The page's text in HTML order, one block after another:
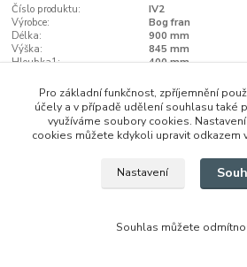
Číslo produktu:
IV2
Výrobce:
Bog fran
Délka:
900 mm
Výška:
845 mm
Hloubka1:
400 mm
Zboží zařazeno v kategoriích
Pro základní funkčnost, zpříjemnění
účely a v případě udělení souhlasu také
využíváme soubory cookies.
cookies můžete kdykoli upravit odkazem
Nastavení
Souhlas můžete